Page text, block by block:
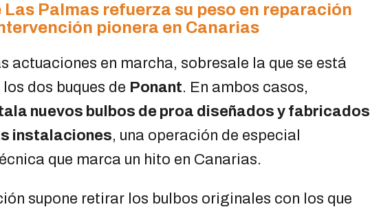
Las Palmas refuerza su peso en reparación
pionera en Canarias
actuaciones en marcha, sobresale la que se está
dos buques de Ponant. En ambos casos,
nuevos bulbos de proa diseñados y fabricados
instalaciones, una operación de especial
que marca un hito en Canarias.
supone retirar los bulbos originales con los que